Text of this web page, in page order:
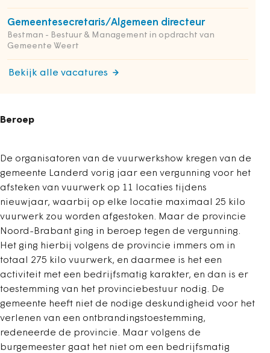
Gemeentesecretaris/Algemeen directeur
Bestman - Bestuur & Management in opdracht van
Gemeente Weert
Bekijk alle vacatures
Beroep
De organisatoren van de vuurwerkshow kregen van de
gemeente Landerd vorig jaar een vergunning voor het
afsteken van vuurwerk op 11 locaties tijdens
nieuwjaar, waarbij op elke locatie maximaal 25 kilo
vuurwerk zou worden afgestoken. Maar de provincie
Noord-Brabant ging in beroep tegen de vergunning.
Het ging hierbij volgens de provincie immers om in
totaal 275 kilo vuurwerk, en daarmee is het een
activiteit met een bedrijfsmatig karakter, en dan is er
toestemming van het provinciebestuur nodig. De
gemeente heeft niet de nodige deskundigheid voor het
verlenen van een ontbrandingstoestemming,
redeneerde de provincie. Maar volgens de
burgemeester gaat het niet om een bedrijfsmatig